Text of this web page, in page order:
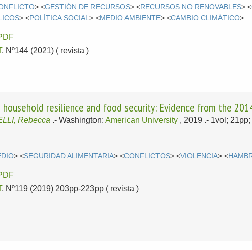
> <GESTIÓN DE RECURSOS> <RECURSOS NO RENOVABLES> <
> <POLÍTICA SOCIAL> <MEDIO AMBIENTE> <CAMBIO CLIMÁTICO>
, Nº144 (2021) ( revista )
resilience and food security: Evidence from the
Rebecca .-Washington:American University , 2019 .- 1vol;
> <SEGURIDAD ALIMENTARIA> <CONFLICTOS> <VIOLENCIA> <
, Nº119 (2019) 203pp-223pp ( revista )